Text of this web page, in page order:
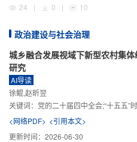
24
| 0 | 10
政治建设与社会治理
城乡融合发展视域下新型农村集
研究
AI导读
徐鲲,赵昕翌
关键词： 党的二十届四中全会;“十五五”时期;中国式农
<网络PDF> <引用本文>
更新时间： 2026-06-30